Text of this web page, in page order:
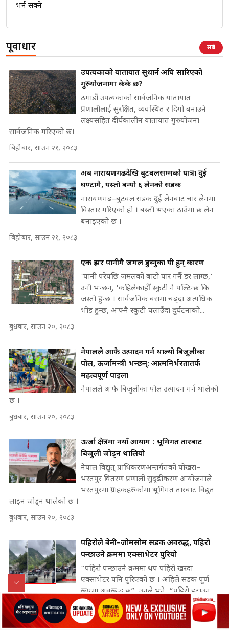
भर्न सक्ने
पूर्वाधार सबै
उपत्यकाको यातायात सुधार्न अघि सारिएको
गुरुयोजनामा केके छ?
ठमाडौं उपत्यकाको सार्वजनिक यातायात
प्रणालीलाई सुरक्षित, व्यवस्थित र दिगो बनाउने
लक्ष्यसहित दीर्घकालीन यातायात गुरुयोजना
सार्वजनिक गरिएको छ।
बिहीबार, साउन २१, २०८३
अब नारायणगढदेखि बुटवलसम्मको यात्रा दुई
घण्टामै, यस्तो बन्यो ६ लेनको सडक
नारायणगढ–बुटवल सडक दुई लेनबाट चार लेनमा
विस्तार गरिएको हो । बस्ती भएका ठाउँमा छ लेन
बनाइएको छ ।
बिहीबार, साउन २१, २०८३
एक झर पानीमै जमल डुब्नुका यी हुन् कारण
'पानी परेपछि जमलको बाटो पार गर्नै डर लाग्छ,'
उनी भन्छन्, 'कहिलेकाहीँ स्कुटी नै पल्टिन्छ कि
जस्तो हुन्छ । सार्वजनिक बसमा चढ्दा अत्यधिक
भीड हुन्छ, आफ्नै स्कुटी चलाउँदा दुर्घटनाको...
बुधबार, साउन २०, २०८३
नेपालले आफै उत्पादन गर्न थाल्यो बिजुलीका
पोल, ऊर्जामन्त्री भन्छन्: आत्मनिर्भरतातर्फ
महत्वपूर्ण पाइला
नेपालले आफै बिजुलीका पोल उत्पादन गर्न थालेको
छ ।
बुधबार, साउन २०, २०८३
ऊर्जा क्षेत्रमा नयांँ आयाम : भूमिगत तारबाट
बिजुली जोड्न थालियो
नेपाल विद्युत् प्राधिकरणअन्तर्गतको पोखरा–
भरतपुर वितरण प्रणाली सुदृढीकरण आयोजनाले
भरतपुरमा ग्राहकहरुकोमा भूमिगत तारबाट विद्युत
लाइन जोड्न थालेको छ ।
बुधबार, साउन २०, २०८३
पहिरोले बेनी–जोमसोम सडक अवरुद्ध, पहिरो
पन्छाउने क्रममा एक्साभेटर पुरियो
“पहिरो पन्छाउने क्रममा थप पहिरो खस्दा
एक्साभेटर पनि पुरिएको छ । अहिले सडक पूर्ण
रूपमा अवरूद्ध छ”, उनले भने, “पहिरो हटाउन
सुरु गरिएको छ, ठूलो पहिरो गएकाले यातायात...
सोमबार, साउन १८, २०८३